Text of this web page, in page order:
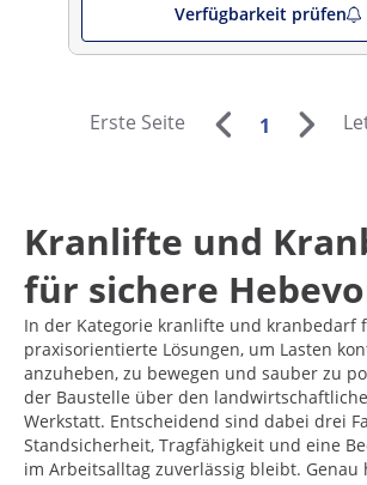
Verfügbarkeit prüfen
Erste Seite 1
Kranlifte und
für sichere
In der Kategorie kranlifte und kranbedarf
praxisorientierte Lösungen, um Lasten
anzuheben, zu bewegen und sauber zu
der Baustelle über den
Werkstatt. Entscheidend sind dabei drei
Standsicherheit, Tragfähigkeit und eine
im Arbeitsalltag zuverlässig bleibt. Genau